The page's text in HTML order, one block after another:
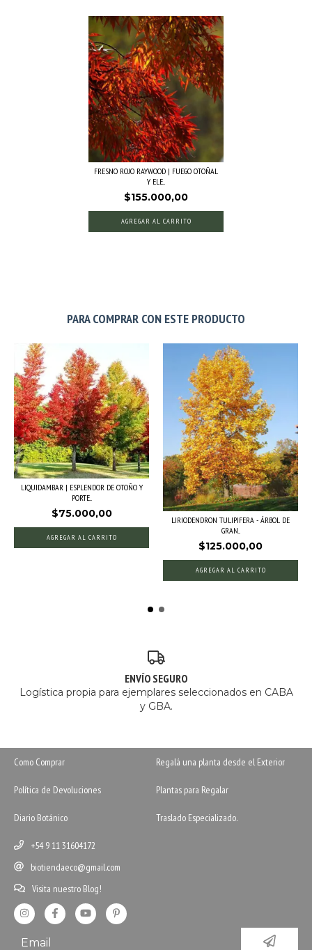
FRESNO ROJO RAYWOOD | FUEGO OTOÑAL
Y ELE...
$155.000,00
AGREGAR AL CARRITO
PARA COMPRAR CON ESTE PRODUCTO
LIQUIDAMBAR | ESPLENDOR DE OTOÑO Y
PORTE...
$75.000,00
AGREGAR AL CARRITO
LIRIODENDRON TULIPIFERA - ÁRBOL DE
GRAN...
$125.000,00
AGREGAR AL CARRITO
ENVÍO SEGURO
Logística propia para ejemplares seleccionados en CABA
y GBA.
Como Comprar Regalá una planta desde el Exterior
Política de Devoluciones Plantas para Regalar
Diario Botánico Traslado Especializado.
+54 9 11 31604172
biotiendaeco@gmail.com
Visita nuestro Blog!